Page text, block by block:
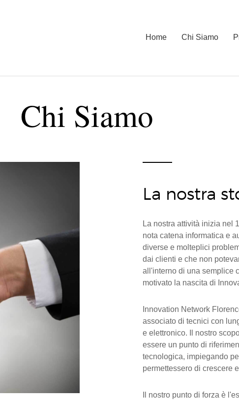
Home Chi Siamo
Chi Siamo
La nostra
La nostra attività inizia nel
nota catena informatica e
diverse e molteplici
dai clienti e che non
all'interno di una semplice
motivato la nascita di
Innovation Network
associato di tecnici con
e elettronico. Il nostro
essere un punto di
tecnologica, impiegando
permettessero di crescere
Il nostro punto di forza è